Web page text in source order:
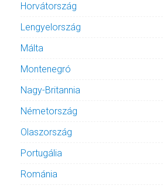
Horvátország
Lengyelország
Málta
Montenegró
Nagy-Britannia
Németország
Olaszország
Portugália
Románia